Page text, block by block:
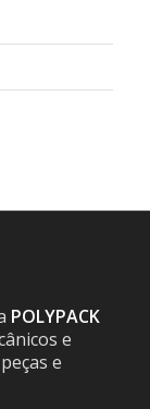
POLYPACK
e
e